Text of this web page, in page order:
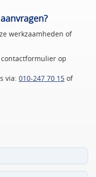
werkzaamheden of
op
via: 010-247 70 15 of